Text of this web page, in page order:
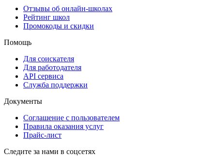
Отзывы об онлайн-школах
Рейтинг школ
Промокоды и скидки
Помощь
Для соискателя
Для работодателя
API сервиса
Служба поддержки
Документы
Соглашение с пользователем
Правила оказания услуг
Прайс-лист
Следите за нами в соцсетях